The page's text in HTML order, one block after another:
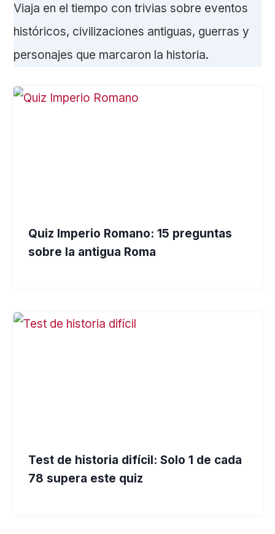
Viaja en el tiempo con trivias sobre eventos
históricos, civilizaciones antiguas, guerras y
personajes que marcaron la historia.
Quiz Imperio Romano: 15 preguntas
sobre la antigua Roma
Test de historia difícil: Solo 1 de cada
78 supera este quiz